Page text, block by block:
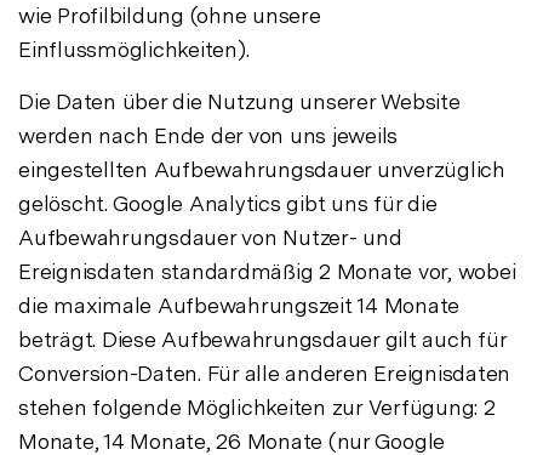
wie Profilbildung (ohne unsere
Einflussmöglichkeiten).
Die Daten über die Nutzung unserer Website
werden nach Ende der von uns jeweils
eingestellten Aufbewahrungsdauer unverzüglich
gelöscht. Google Analytics gibt uns für die
Aufbewahrungsdauer von Nutzer- und
Ereignisdaten standardmäßig 2 Monate vor, wobei
die maximale Aufbewahrungszeit 14 Monate
beträgt. Diese Aufbewahrungsdauer gilt auch für
Conversion-Daten. Für alle anderen Ereignisdaten
stehen folgende Möglichkeiten zur Verfügung: 2
Monate, 14 Monate, 26 Monate (nur Google